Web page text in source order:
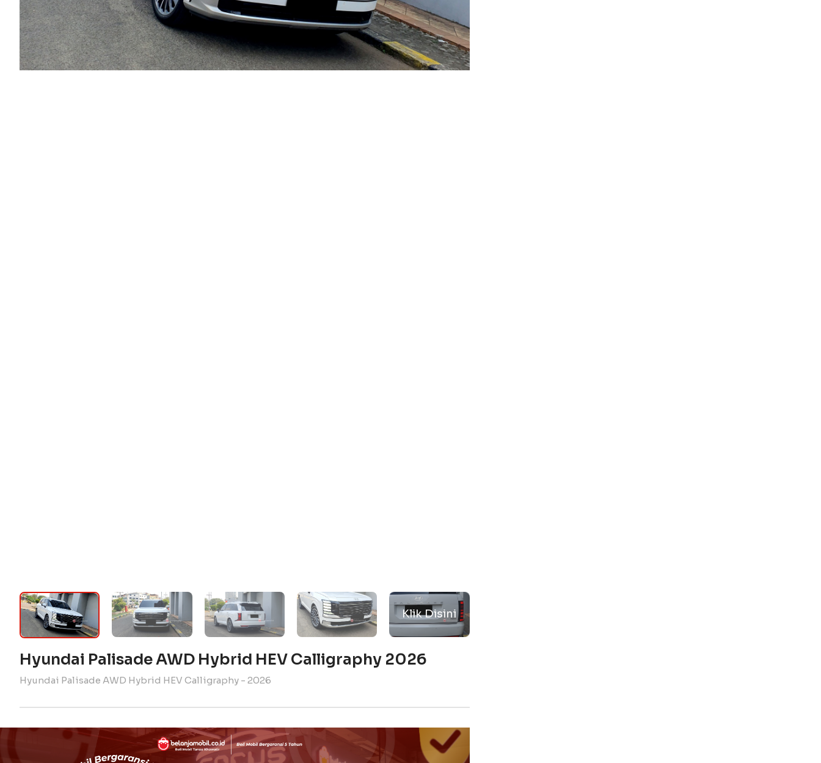
Hyundai Palisade AWD Hybrid HEV Calligraphy 2026
Hyundai Palisade AWD Hybrid HEV Calligraphy - 2026